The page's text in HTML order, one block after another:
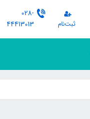
ثبت‌نام
028-
44413013